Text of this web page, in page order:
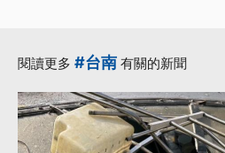
閱讀更多 #台南 有關的新聞